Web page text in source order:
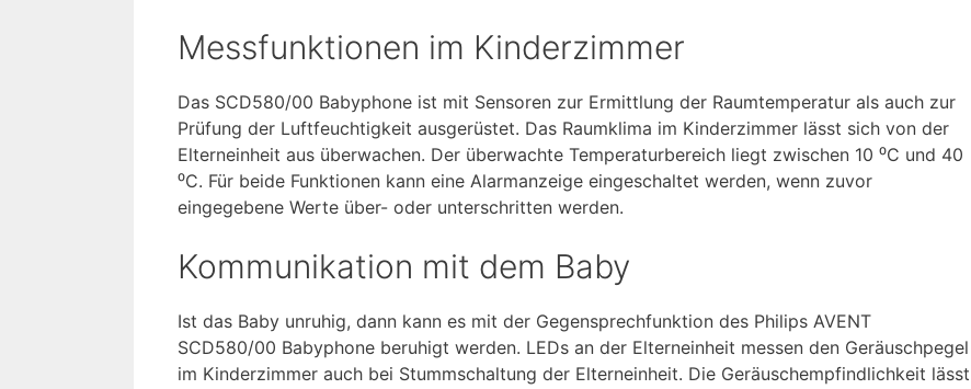
Messfunktionen im Kinderzimmer
Das SCD580/00 Babyphone ist mit Sensoren zur Ermittlung der Raumtemperatur als auch zur
Prüfung der Luftfeuchtigkeit ausgerüstet. Das Raumklima im Kinderzimmer lässt sich von der
Elterneinheit aus überwachen. Der überwachte Temperaturbereich liegt zwischen 10 ⁰C und 40
⁰C. Für beide Funktionen kann eine Alarmanzeige eingeschaltet werden, wenn zuvor
eingegebene Werte über- oder unterschritten werden.
Kommunikation mit dem Baby
Ist das Baby unruhig, dann kann es mit der Gegensprechfunktion des Philips AVENT
SCD580/00 Babyphone beruhigt werden. LEDs an der Elterneinheit messen den Geräuschpegel
im Kinderzimmer auch bei Stummschaltung der Elterneinheit. Die Geräuschempfindlichkeit lässt